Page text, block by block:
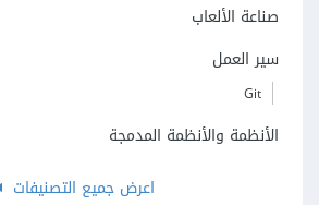
صناعة الألعاب
سير العمل
Git
الأنظمة والأنظمة المدمجة
اعرض جميع التصنيفات